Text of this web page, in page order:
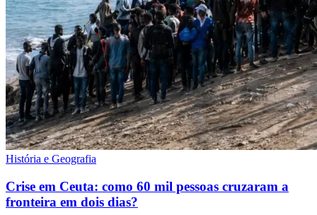
História e Geografia
Crise em Ceuta: como 60 mil pessoas cruzaram a
fronteira em dois dias?